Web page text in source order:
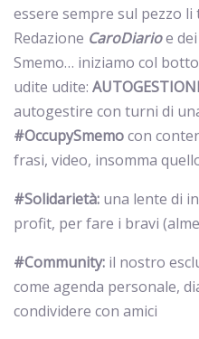
essere sempre sul pezzo
Redazione CaroDiarioe
Smemo… iniziamo col
udite udite:
autogestire con turni di
#OccupySmemocon
frasi, video, insomma
#Solidarietà: una lente di
profit, per fare i bravi
#Community: il nostro
come agenda personale,
condividere con amici